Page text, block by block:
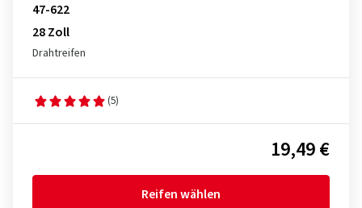
47-622
28 Zoll
Drahtreifen
(5)
19,49 €
Reifen wählen